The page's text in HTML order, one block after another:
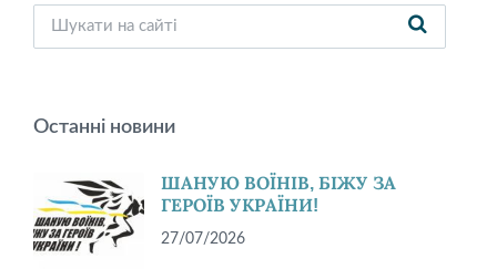
Останні новини
ШАНУЮ ВОЇНІВ, БІЖУ ЗА
ГЕРОЇВ УКРАЇНИ!
27/07/2026